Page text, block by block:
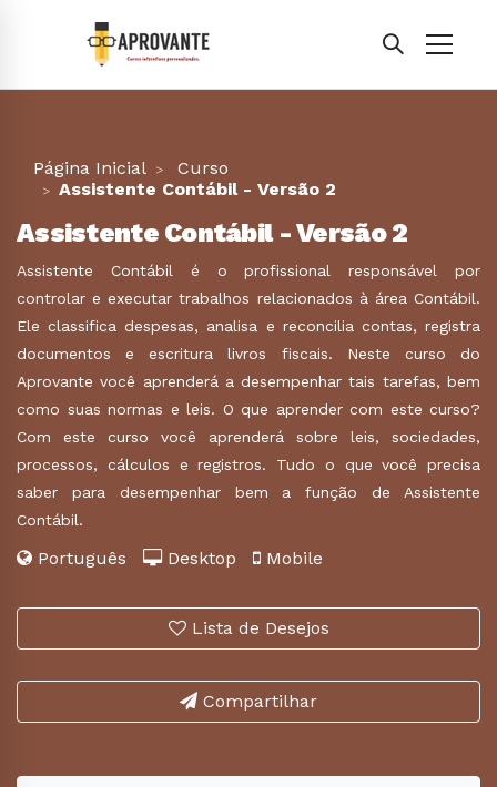
Página Inicial
Curso
Assistente Contábil - Versão 2
Assistente Contábil - Versão 2
Assistente Contábil é o profissional responsável por
controlar e executar trabalhos relacionados à área Contábil.
Ele classifica despesas, analisa e reconcilia contas, registra
documentos e escritura livros fiscais. Neste curso do
Aprovante você aprenderá a desempenhar tais tarefas, bem
como suas normas e leis. O que aprender com este curso?
Com este curso você aprenderá sobre leis, sociedades,
processos, cálculos e registros. Tudo o que você precisa
saber para desempenhar bem a função de Assistente
Contábil.
Português Desktop Mobile
Lista de Desejos
Compartilhar